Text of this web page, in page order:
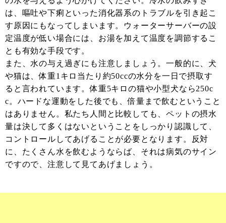
は、嘔吐や下痢といった消化器系のトラブルを引き起こ
す原因にもなってしまいます。ウォーターサーバーの設
定温度が低い場合には、お湯を加えて温度を調節するこ
とも有効な手段です。
また、水の与え過ぎにも注意しましょう。一般的に、犬
や猫は、体重1キロ当たり約50ccの水分を一日で摂取す
ると言われています。体重5キロの猫や小型犬なら250c
c。ハードな運動をした後でも、倍量まで飲むということ
はありません。私たち人間と比較しても、ペットの摂水
量は決して多くはないということをしっかり認識して、
コントロールしてあげることが必要となります。反対
に、たくさん水を飲むようならば、それは病気のサイン
ですので、注意して見てあげましょう。